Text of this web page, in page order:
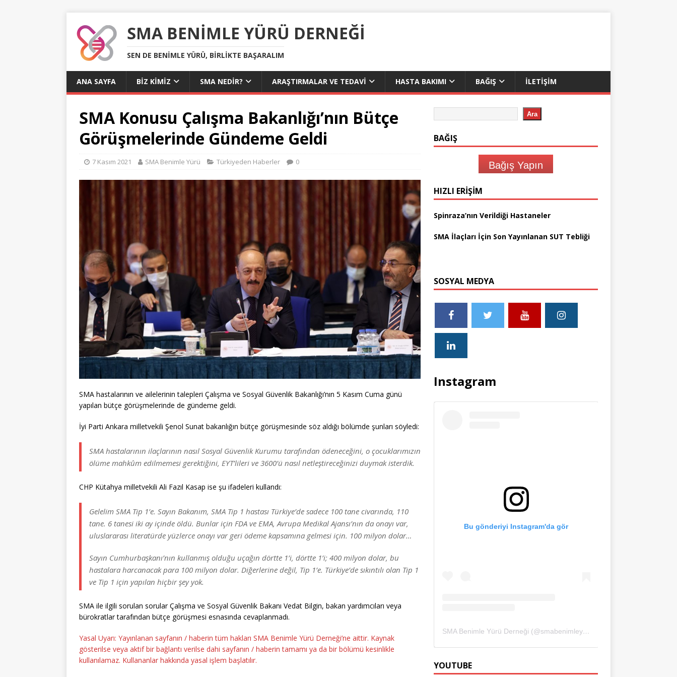
SMA BENIMLE YÜRÜ DERNEĞI
SEN DE BENIMLE YÜRÜ, BIRLIKTE BAŞARALIM
ANA SAYFA BIZ KIMIZ SMA NEDIR? ARAŞTIRMALAR VE TEDAVI HASTA BAKIMI BAĞIŞ İLETIŞIM
SMA Konusu Çalışma Bakanlığı’nın Bütçe
Görüşmelerinde Gündeme Geldi
7 Kasım 2021 SMA Benimle Yürü Türkiyeden Haberler 0
SMA hastalarının ve ailelerinin talepleri Çalışma ve Sosyal Güvenlik Bakanlığı’nın 5 Kasım Cuma günü
yapılan bütçe görüşmelerinde de gündeme geldi.
İyi Parti Ankara milletvekili Şenol Sunat bakanlığın bütçe görüşmesinde söz aldığı bölümde şunları söyledi:
SMA hastalarının ilaçlarının nasıl Sosyal Güvenlik Kurumu tarafından ödeneceğini, o çocuklarımızın
ölüme mahkûm edilmemesi gerektiğini, EYT’lileri ve 3600’ü nasıl netleştireceğinizi duymak isterdik.
CHP Kütahya milletvekili Ali Fazıl Kasap ise şu ifadeleri kullandı:
Gelelim SMA Tip 1’e. Sayın Bakanım, SMA Tip 1 hastası Türkiye’de sadece 100 tane civarında, 110
tane. 6 tanesi iki ay içinde öldü. Bunlar için FDA ve EMA, Avrupa Medikal Ajansı’nın da onayı var,
uluslararası literatürde yüzlerce onayı var geri ödeme kapsamına gelmesi için. 100 milyon dolar…
Sayın Cumhurbaşkanı’nın kullanmış olduğu uçağın dörtte 1’i, dörtte 1’i; 400 milyon dolar, bu
hastalara harcanacak para 100 milyon dolar. Diğerlerine değil, Tip 1’e. Türkiye’de sıkıntılı olan Tip 1
ve Tip 1 için yapılan hiçbir şey yok.
SMA ile ilgili sorulan sorular Çalışma ve Sosyal Güvenlik Bakanı Vedat Bilgin, bakan yardımcıları veya
bürokratlar tarafından bütçe görüşmesi esnasında cevaplanmadı.
Yasal Uyarı: Yayınlanan sayfanın / haberin tüm hakları SMA Benimle Yürü Derneği’ne aittir. Kaynak
gösterilse veya aktif bir bağlantı verilse dahi sayfanın / haberin tamamı ya da bir bölümü kesinlikle
kullanılamaz. Kullananlar hakkında yasal işlem başlatılır.
Ara
BAĞIŞ
Bağış Yapın
HIZLI ERIŞIM
Spinraza’nın Verildiği Hastaneler
SMA İlaçları İçin Son Yayınlanan SUT Tebliği
SOSYAL MEDYA
Instagram
Bu gönderiyi Instagram'da gör
SMA Benimle Yürü Derneği (@smabenimleyuru)'in paylaştığı bir gönderi
YOUTUBE